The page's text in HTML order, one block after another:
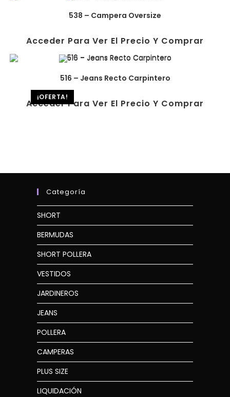
538 – Campera Oversize
Acceder Para Ver El Precio Y Comprar
¡OFERTA!
516 – Jeans Recto Carpintero
Acceder Para Ver El Precio Y Comprar
Categoría
SHORT
BERMUDAS
SHORT POLLERA
VESTIDOS
JARDINEROS
JEANS
POLLERA
CAMPERAS
PLUS SIZE
LIQUIDACIÓN